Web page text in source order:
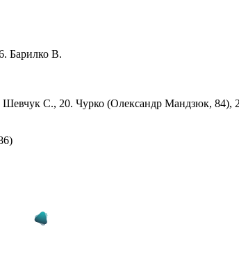
Барилко В.
С., 20. Чурко (Oлександр Мандзюк,